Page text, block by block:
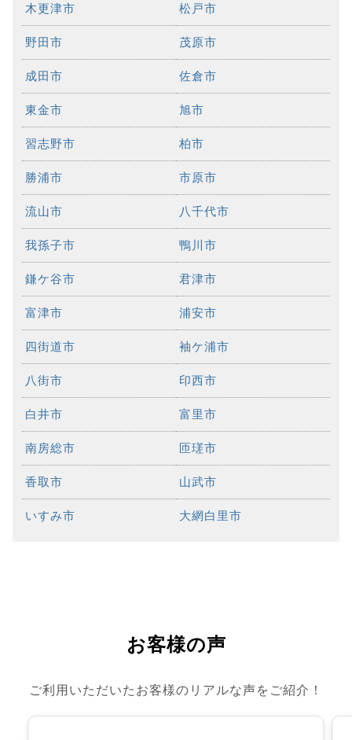
木更津市 松戸市
野田市 茂原市
成田市 佐倉市
東金市 旭市
習志野市 柏市
勝浦市 市原市
流山市 八千代市
我孫子市 鴨川市
鎌ケ谷市 君津市
富津市 浦安市
四街道市 袖ケ浦市
八街市 印西市
白井市 富里市
南房総市 匝瑳市
香取市 山武市
いすみ市 大網白里市
お客様の声
ご利用いただいたお客様のリアルな声をご紹介！